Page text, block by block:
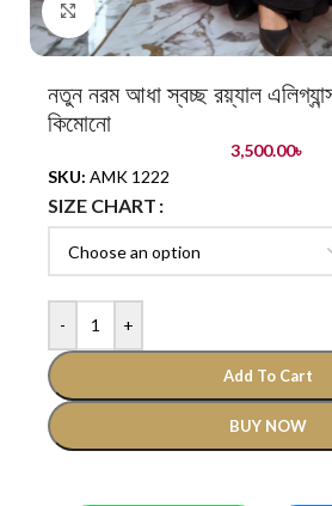
Click to enlarge
নতুন নরম আধা স্বচ্ছ রয়্যাল
কিমোনো
3,500.00৳
SKU: AMK 1222
SIZE CHART
- +
Add To Cart
BUY NOW